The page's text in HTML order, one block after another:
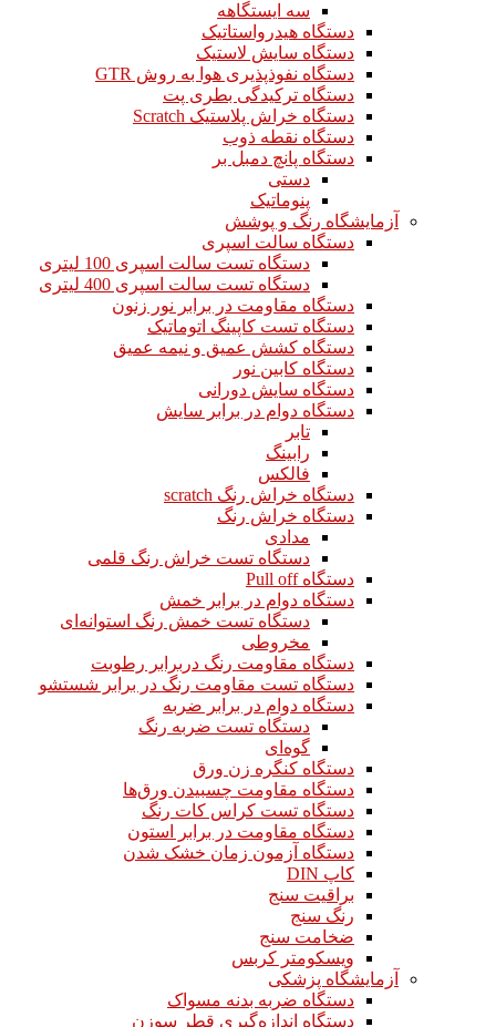
سه ایستگاهه
دستگاه هیدرواستاتیک
دستگاه سایش لاستیک
دستگاه نفوذپذیری هوا به روش GTR
دستگاه ترکیدگی بطری پت
دستگاه خراش پلاستیک Scratch
دستگاه نقطه ذوب
دستگاه پانچ دمبل بر
دستی
پنوماتیک
آزمایشگاه رنگ و پوشش
دستگاه سالت اسپری
دستگاه تست سالت اسپری 100 لیتری
دستگاه تست سالت اسپری 400 لیتری
دستگاه مقاومت در برابر نور زنون
دستگاه تست کاپینگ اتوماتیک
دستگاه کشش عمیق و نیمه عمیق
دستگاه کابین نور
دستگاه سایش دورانی
دستگاه دوام در برابر سایش
تابر
رابینگ
فالکس
دستگاه خراش رنگ scratch
دستگاه خراش رنگ
مدادی
دستگاه تست خراش رنگ قلمی
دستگاه Pull off
دستگاه دوام در برابر خمش
دستگاه تست خمش رنگ استوانه‌ای
مخروطی
دستگاه مقاومت رنگ دربرابر رطوبت
دستگاه تست مقاومت رنگ در برابر شستشو
دستگاه دوام در برابر ضربه
دستگاه تست ضربه رنگ
گوه‌ای
دستگاه کنگره زن ورق
دستگاه مقاومت چسبیدن ورق‌ها
دستگاه تست کراس کات رنگ
دستگاه مقاومت در برابر استون
دستگاه آزمون زمان خشک شدن
کاپ DIN
براقیت سنج
رنگ سنج
ضخامت سنج
ویسکومتر کربس
آزمایشگاه پزشکی
دستگاه ضربه بدنه مسواک
دستگاه اندازه‌گیری قطر سوزن